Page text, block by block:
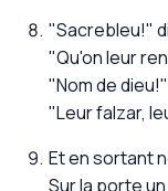
"Sacrebleu!"
"Qu'on leur
"Nom de
"Leur falzar,
Et en sortant
Sur la porte